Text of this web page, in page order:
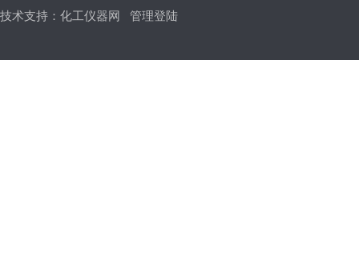
技术支持： 化工仪器网 管理登陆